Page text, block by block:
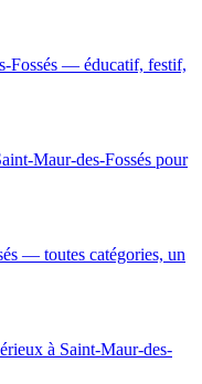
Fossés — éducatif, festif,
Maur-des-Fossés pour
— toutes catégories, un
à Saint-Maur-des-